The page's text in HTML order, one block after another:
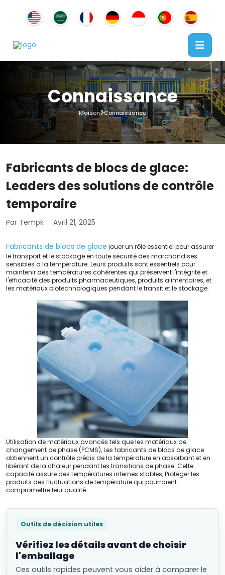
Connaissance
Maison Connaissance
Fabricants de blocs de glace:
Leaders des solutions de contrôle
temporaire
Par Tempk Avril 21, 2025
Fabricants de blocs de glace jouer un rôle essentiel pour assurer
le transport et le stockage en toute sécurité des marchandises
sensibles à la température. Leurs produits sont essentiels pour
maintenir des températures cohérentes qui préservent l'intégrité et
l'efficacité des produits pharmaceutiques, produits alimentaires, et
les matériaux biotechnologiques pendant le transit et le stockage.
Utilisation de matériaux avancés tels que les matériaux de
changement de phase (PCMS), Les fabricants de blocs de glace
obtiennent un contrôle précis de la température en absorbant et en
libérant de la chaleur pendant les transitions de phase. Cette
capacité assure des températures internes stables, Protéger les
produits des fluctuations de température qui pourraient
compromettre leur qualité.
Outils de décision utiles
Vérifiez les détails avant de choisir
l'emballage
Ces outils rapides peuvent vous aider à comparer le